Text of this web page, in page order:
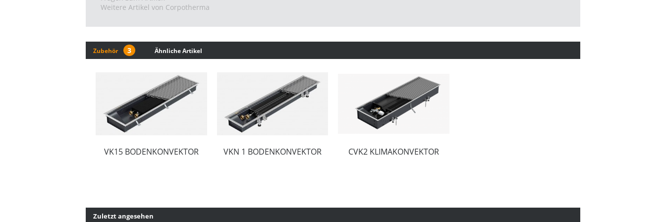
Weitere Artikel von Corpotherma
Zubehör 3 Ähnliche Artikel
VK15 BODENKONVEKTOR VKN 1 BODENKONVEKTOR CVK2 KLIMAKONVEKTOR
Zuletzt angesehen